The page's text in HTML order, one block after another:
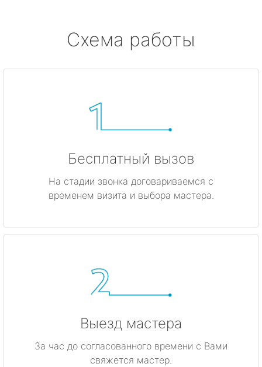
Схема работы
Бесплатный вызов
На стадии звонка договариваемся с
временем визита и выбора мастера.
Выезд мастера
За час до согласованного времени с Вами
свяжется мастер.